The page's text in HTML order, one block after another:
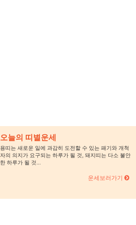
오늘의 띠별운세
용띠는 새로운 일에 과감히 도전할 수 있는 패기와 개척
자의 의지가 요구되는 하루가 될 것, 돼지띠는 다소 불안
한 하루가 될 것...
운세보러가기